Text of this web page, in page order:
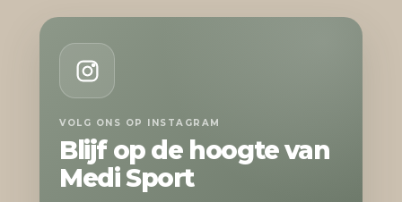
VOLG ONS OP INSTAGRAM
Blijf op de hoogte van
Medi Sport